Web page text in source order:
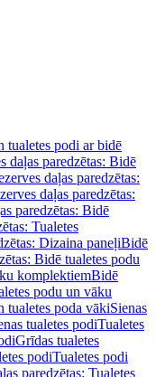
tualetes podi ar bidē
daļas paredzētas: Bidē
daļas paredzētas:
daļas paredzētas:
paredzētas: Bidē
Tualetes
Dizaina paneļiBidē
Bidē tualetes podu
komplektiemBidē
podu un vāku
tualetes poda vākiSienas
tualetes podiTualetes
Grīdas tualetes
podiTualetes podi
paredzētas: Tualetes